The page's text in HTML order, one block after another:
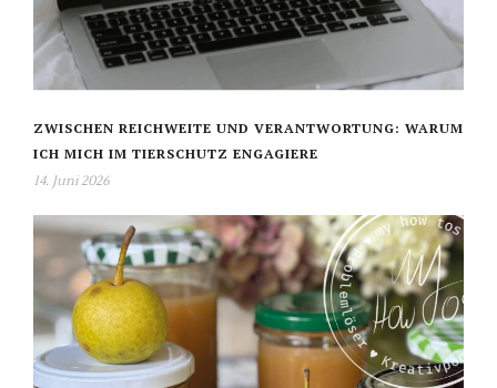
ZWISCHEN REICHWEITE UND VERANTWORTUNG: WARUM
ICH MICH IM TIERSCHUTZ ENGAGIERE
14. Juni 2026